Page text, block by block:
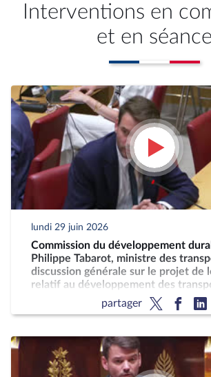
Interventions en
et en séance
lundi 29 juin 2026
Commission du développement
Philippe Tabarot, ministre des
discussion générale sur le projet de
relatif au développement des
partager